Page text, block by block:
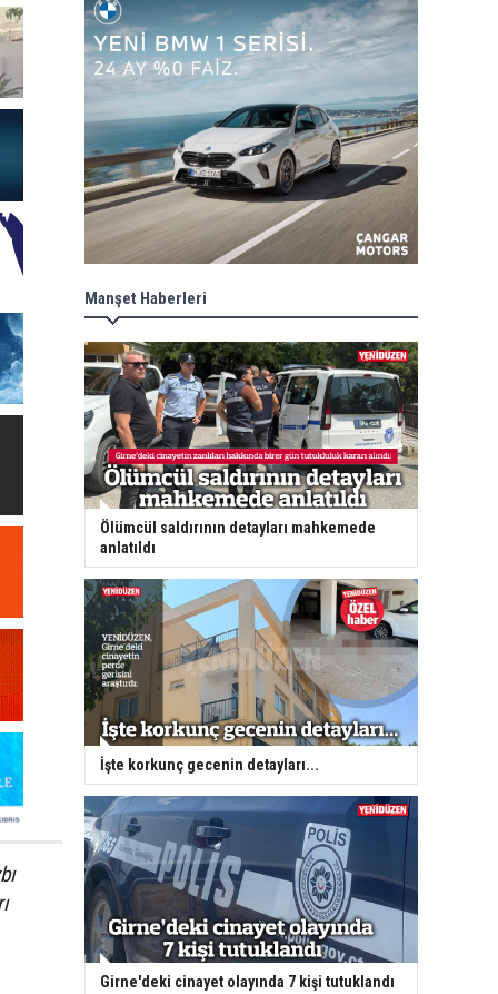
Manşet Haberleri
Ölümcül saldırının detayları mahkemede
anlatıldı
İşte korkunç gecenin detayları...
Girne'deki cinayet olayında 7 kişi tutuklandı